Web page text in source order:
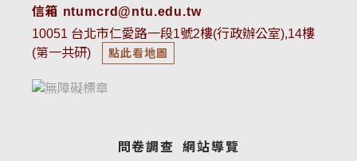
信箱 ntumcrd@ntu.edu.tw
10051 台北市仁愛路一段1號2樓(行政辦公室),14樓
(第一共研)
點此看地圖
問卷調查 網站導覽